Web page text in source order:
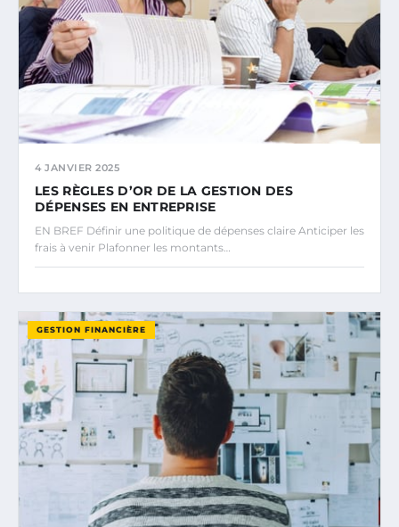
4 JANVIER 2025
LES RÈGLES D’OR DE LA GESTION DES
DÉPENSES EN ENTREPRISE
EN BREF Définir une politique de dépenses claire Anticiper les
frais à venir Plafonner les montants…
GESTION FINANCIÈRE